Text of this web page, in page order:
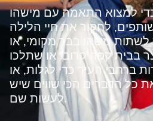
למצוא התאמה עם מישהו
לחקור את חיי הלילה
משהו בבר מקומי, או
בבית קפה קרוב. או שתלכו
ברחבי העיר כדי לגלות, או
כל הדברים הכי שווים שיש
לעשות שם.